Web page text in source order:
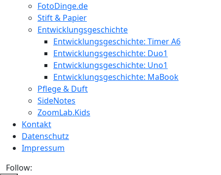
FotoDinge.de
Stift & Papier
Entwicklungsgeschichte
Entwicklungsgeschichte: Timer A6
Entwicklungsgeschichte: Duo1
Entwicklungsgeschichte: Uno1
Entwicklungsgeschichte: MaBook
Pflege & Duft
SideNotes
ZoomLab.Kids
Kontakt
Datenschutz
Impressum
Follow: